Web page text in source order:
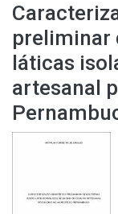
preliminar
láticas
artesanal